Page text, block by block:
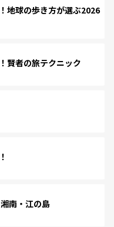
地球の歩き方が選ぶ2026
賢者の旅テクニック
南・江の島